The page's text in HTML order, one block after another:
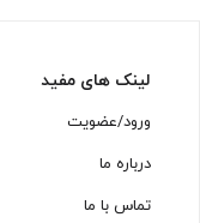
لینک های مفید
ورود/عضویت
درباره ما
تماس با ما